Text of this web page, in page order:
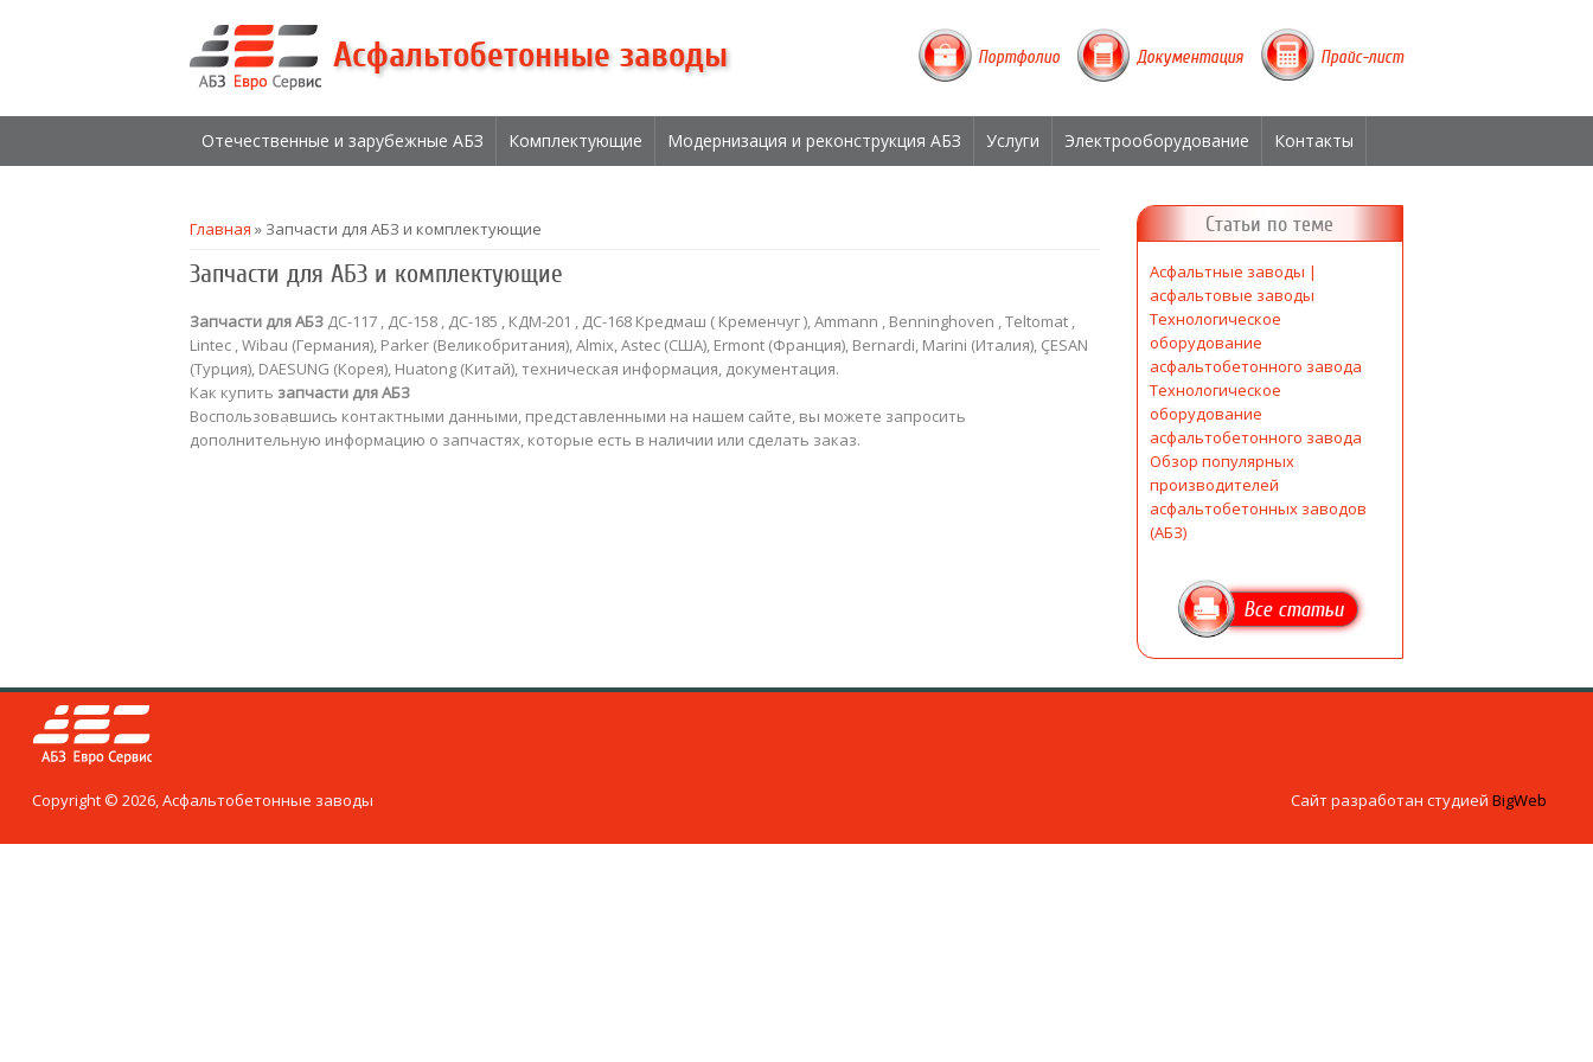
Асфальтобетонные заводы Портфолио Документация Прайс-лист
Отечественные и зарубежные АБЗ Комплектующие Модернизация и реконструкция АБЗ Услуги Электрооборудование Контакты
Вы здесь
Главная » Запчасти для АБЗ и комплектующие
Запчасти для АБЗ и комплектующие
Запчасти для АБЗ ДС-117 , ДС-158 , ДС-185 , КДМ-201 , ДС-168 Кредмаш ( Кременчуг ), Ammann , Benninghoven , Teltomat ,
Lintec , Wibau (Германия), Parker (Великобритания), Almix, Astec (США), Ermont (Франция), Bernardi, Marini (Италия), ÇESAN
(Турция), DAESUNG (Корея), Huatong (Китай), техническая информация, документация.
Как купить запчасти для АБЗ
Воспользовавшись контактными данными, представленными на нашем сайте, вы можете запросить
дополнительную информацию о запчастях, которые есть в наличии или сделать заказ.
Статьи по теме
Асфальтные заводы |
асфальтовые заводы
Технологическое
оборудование
асфальтобетонного завода
Технологическое
оборудование
асфальтобетонного завода
Обзор популярных
производителей
асфальтобетонных заводов
(АБЗ)
Все статьи
Copyright © 2026, Асфальтобетонные заводы Сайт разработан студиейBigWeb